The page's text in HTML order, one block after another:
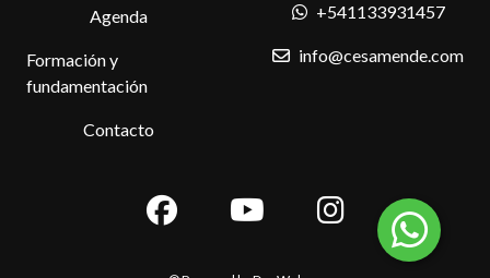
Agenda
Formación y
fundamentación
Contacto
+541133931457
info@cesamende.com